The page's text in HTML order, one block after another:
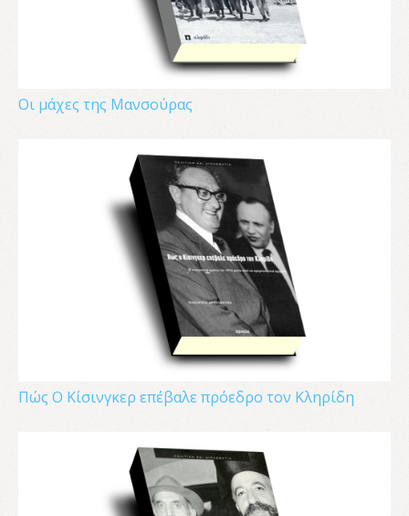
Οι μάχες της Μανσούρας
Πώς Ο Κίσινγκερ επέβαλε πρόεδρο τον Κληρίδη